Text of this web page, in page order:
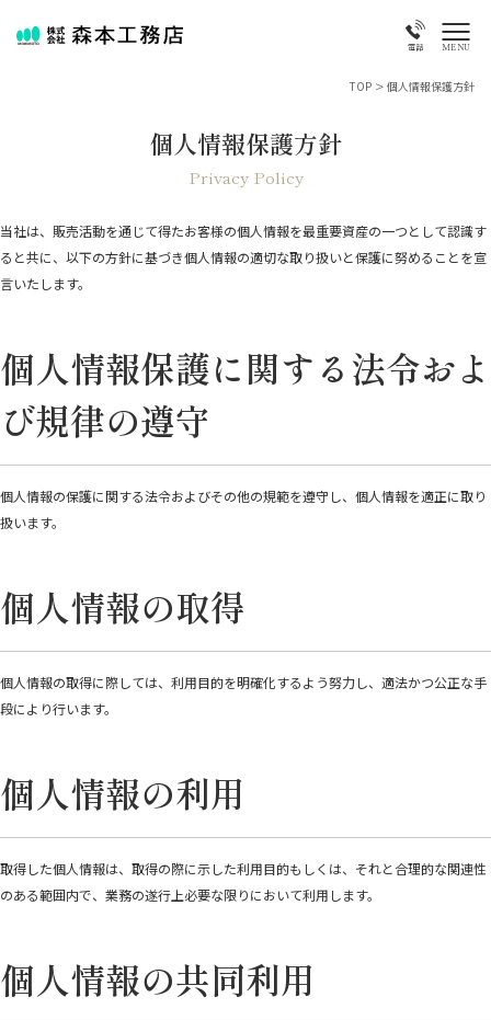
電話 MENU
TOP > 個人情報保護方針
個人情報保護方針
Privacy Policy
当社は、販売活動を通じて得たお客様の個人情報を最重要資産の一つとして認識す
ると共に、以下の方針に基づき個人情報の適切な取り扱いと保護に努めることを宣
言いたします。
個人情報保護に関する法令およ
び規律の遵守
個人情報の保護に関する法令およびその他の規範を遵守し、個人情報を適正に取り
扱います。
個人情報の取得
個人情報の取得に際しては、利用目的を明確化するよう努力し、適法かつ公正な手
段により行います。
個人情報の利用
取得した個人情報は、取得の際に示した利用目的もしくは、それと合理的な関連性
のある範囲内で、業務の遂行上必要な限りにおいて利用します。
個人情報の共同利用